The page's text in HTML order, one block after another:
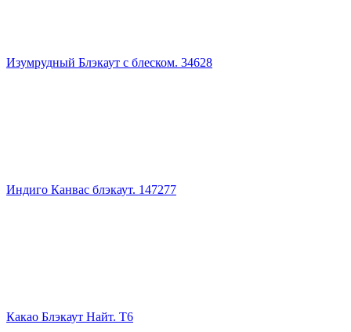
Изумрудный Блэкаут с блеском. 34628
Индиго Канвас блэкаут. 147277
Какао Блэкаут Найт. Т6